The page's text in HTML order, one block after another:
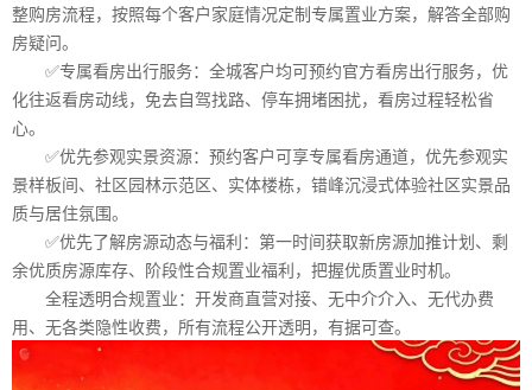
整购房流程，按照每个客户家庭情况定制专属置业方案，解答全部购
房疑问。
✅专属看房出行服务：全城客户均可预约官方看房出行服务，优
化往返看房动线，免去自驾找路、停车拥堵困扰，看房过程轻松省
心。
✅优先参观实景资源：预约客户可享专属看房通道，优先参观实
景样板间、社区园林示范区、实体楼栋，错峰沉浸式体验社区实景品
质与居住氛围。
✅优先了解房源动态与福利：第一时间获取新房源加推计划、剩
余优质房源库存、阶段性合规置业福利，把握优质置业时机。
全程透明合规置业：开发商直营对接、无中介介入、无代办费
用、无各类隐性收费，所有流程公开透明，有据可查。